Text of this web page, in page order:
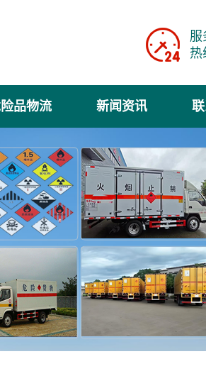
服
热
品物流 新闻资讯 联